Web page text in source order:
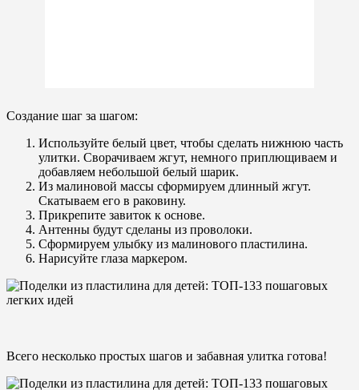
Создание шаг за шагом:
Используйте белый цвет, чтобы сделать нижнюю часть
улитки. Сворачиваем жгут, немного приплющиваем и
добавляем небольшой белый шарик.
Из малиновой массы сформируем длинный жгут.
Скатываем его в раковину.
Прикрепите завиток к основе.
Антенны будут сделаны из проволоки.
Сформируем улыбку из малинового пластилина.
Нарисуйте глаза маркером.
Всего несколько простых шагов и забавная улитка готова!